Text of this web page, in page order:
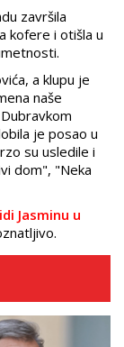
završila
kofere i otišla u
a klupu je
naše
je posao u
su usledile i
dom", "Neka
Jasminu u